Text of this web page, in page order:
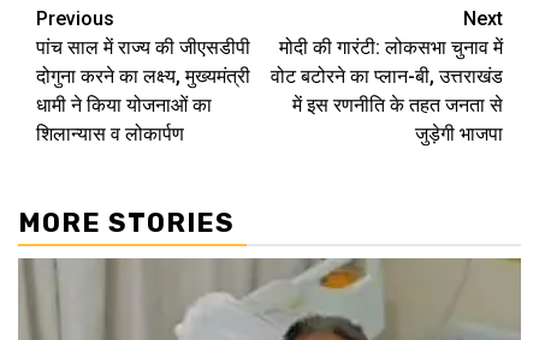
Continue
Reading
Previous
पांच साल में राज्य की जीएसडीपी
दोगुना करने का लक्ष्य, मुख्यमंत्री
धामी ने किया योजनाओं का
शिलान्यास व लोकार्पण
Next
मोदी की गारंटी: लोकसभा चुनाव में
वोट बटोरने का प्लान-बी, उत्तराखंड
में इस रणनीति के तहत जनता से
जुड़ेगी भाजपा
MORE STORIES